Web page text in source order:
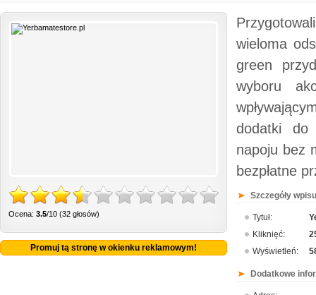
Ocena: 3.5/10 (32 głosów)
Promuj tą stronę w okienku reklamowym!
wieloma
green
wyboru
dodatki do
napoju bez
bezpłatne
Szczegóły
Tytuł:
Kliknięć:
Wyświetleń:
Dodatkowe